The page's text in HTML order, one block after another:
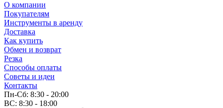
О компании
Покупателям
Инструменты в аренду
Доставка
Как купить
Обмен и возврат
Резка
Способы оплаты
Советы и идеи
Контакты
Пн-Сб: 8:30 - 20:00
ВС: 8:30 - 18:00